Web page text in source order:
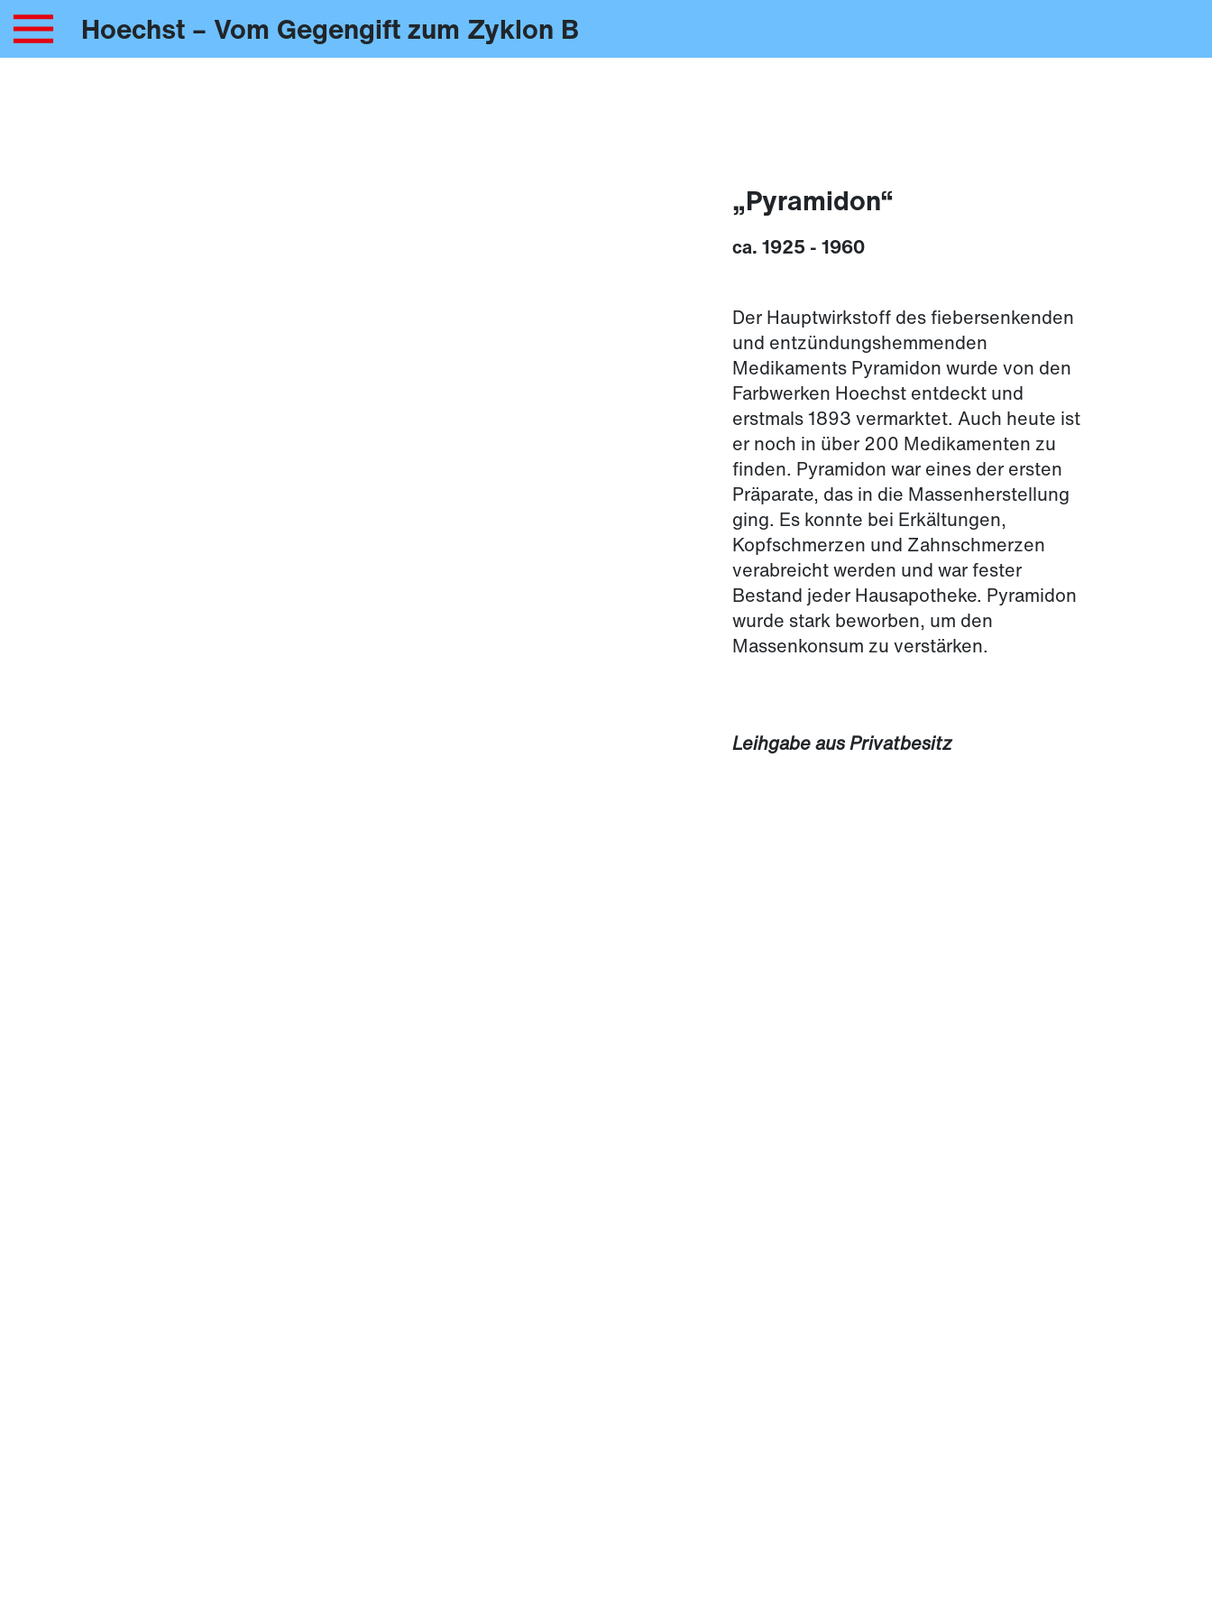
Hoechst – Vom Gegengift zum Zyklon B
„Pyramidon“
ca. 1925 - 1960
Der Hauptwirkstoff des fiebersenkenden
und entzündungshemmenden
Medikaments Pyramidon wurde von den
Farbwerken Hoechst entdeckt und
erstmals 1893 vermarktet. Auch heute ist
er noch in über 200 Medikamenten zu
finden. Pyramidon war eines der ersten
Präparate, das in die Massenherstellung
ging. Es konnte bei Erkältungen,
Kopfschmerzen und Zahnschmerzen
verabreicht werden und war fester
Bestand jeder Hausapotheke. Pyramidon
wurde stark beworben, um den
Massenkonsum zu verstärken.
Leihgabe aus Privatbesitz